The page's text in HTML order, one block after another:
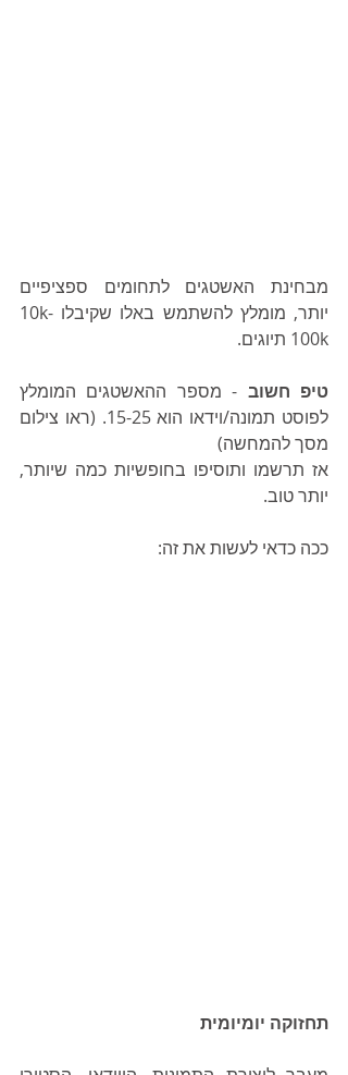
יותר, מומלץ להשתמש באלו שקיבלו 10k-
100k תיוגים.
טיפ חשוב
מסך להמחשה)
יותר טוב.
ככה כדאי לעשות את זה:
תחזוקה יומיומית